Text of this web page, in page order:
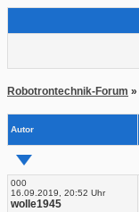
Robotrontechnik-Forum »
Autor
000
16.09.2019, 20:52 Uhr
wolle1945